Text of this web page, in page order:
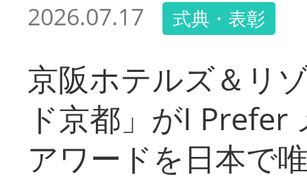
2026.07.17 式典・表彰
京阪ホテルズ＆リ
ド京都」がI
アワードを日本で